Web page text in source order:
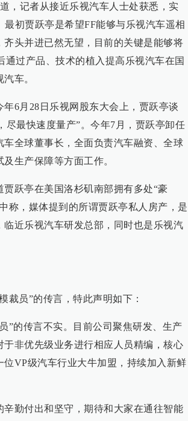
，记者从接近乐视汽车人士处获悉，实
最初贾跃亭是希望FF能够与乐视汽车遥相
头并进已然无望，目前的关键是能够将
过产品、技术的植入提高乐视汽车在国
车。
6月28日乐视网股东大会上，贾跃亭谈
尽最快速度量产”。今年7月，贾跃亭卸任
全球董事长，全面负责汽车融资、全球
生产保障等方面工作。
跃亭在美国洛杉矶南部拥有多处“豪
称，媒体提到的所谓贾跃亭私人房产，是
近乐视汽车研发总部，同时也是乐视汽
裁员”的传言，特此声明如下：
”的传言不实。目前公司聚焦研发、生产
非优先级业务进行相应人员精编，核心
VP级汽车行业大牛加盟，持续加入新鲜
勤付出和坚守，期待和大家在通往智能